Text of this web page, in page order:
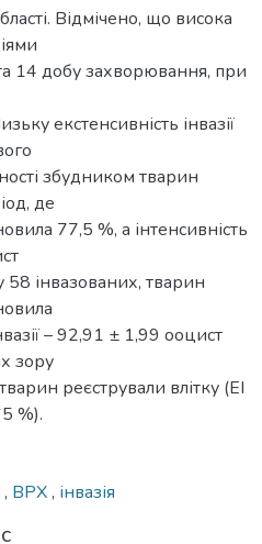
Відмічено, що висока
14 добу захворювання, при
екстенсивність інвазії
збудником тварин
де
77,5 %, а інтенсивність
58 інвазованих, тварин
– 92,91 ± 1,99 ооцист
зору
реєстрували влітку (ЕІ
%).
, ВРХ, інвазія